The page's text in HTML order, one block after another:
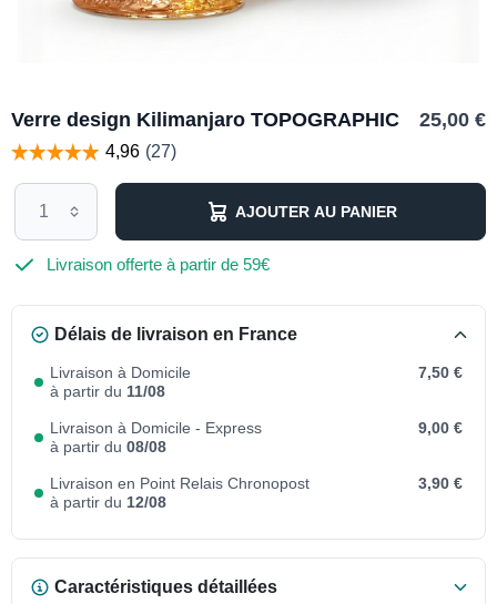
Verre design Kilimanjaro TOPOGRAPHIC 25,00 €
AJOUTER AU PANIER
Livraison offerte à partir de 59€
Délais de livraison en France
Livraison à Domicile
à partir du 11/08
7,50 €
Livraison à Domicile - Express
à partir du 08/08
9,00 €
Livraison en Point Relais Chronopost
à partir du 12/08
3,90 €
Caractéristiques détaillées